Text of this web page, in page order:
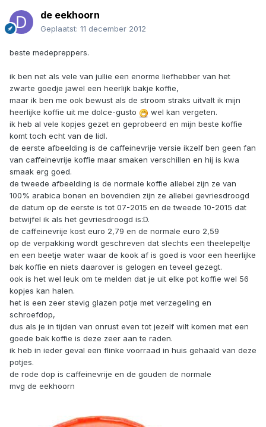
de eekhoorn
Geplaatst: 11 december 2012
beste medepreppers.
ik ben net als vele van jullie een enorme liefhebber van het
zwarte goedje jawel een heerlijk bakje koffie,
maar ik ben me ook bewust als de stroom straks uitvalt ik mijn
heerlijke koffie uit me dolce-gusto
wel kan vergeten.
ik heb al vele kopjes gezet en geprobeerd en mijn beste koffie
komt toch echt van de lidl.
de eerste afbeelding is de caffeinevrije versie ikzelf ben geen fan
van caffeinevrije koffie maar smaken verschillen en hij is kwa
smaak erg goed.
de tweede afbeelding is de normale koffie allebei zijn ze van
100% arabica bonen en bovendien zijn ze allebei gevriesdroogd
de datum op de eerste is tot 07-2015 en de tweede 10-2015 dat
betwijfel ik als het gevriesdroogd is:D.
de caffeinevrije kost euro 2,79 en de normale euro 2,59
op de verpakking wordt geschreven dat slechts een theelepeltje
en een beetje water waar de kook af is goed is voor een heerlijke
bak koffie en niets daarover is gelogen en teveel gezegt.
ook is het wel leuk om te melden dat je uit elke pot koffie wel 56
kopjes kan halen.
het is een zeer stevig glazen potje met verzegeling en
schroefdop,
dus als je in tijden van onrust even tot jezelf wilt komen met een
goede bak koffie is deze zeer aan te raden.
ik heb in ieder geval een flinke voorraad in huis gehaald van deze
potjes.
de rode dop is caffeinevrije en de gouden de normale
mvg de eekhoorn